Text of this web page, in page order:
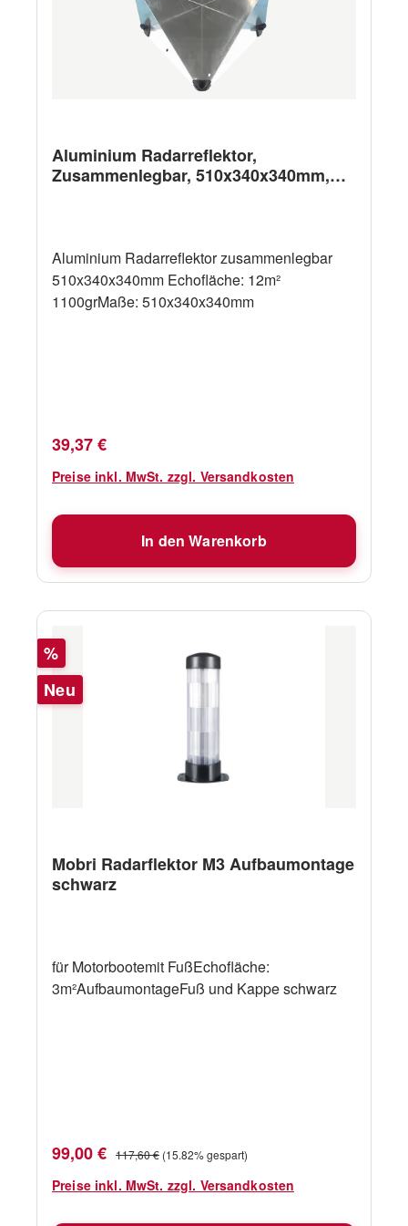
2,5 kg, RCS 2-4 m² auf 330°. Lieferumfang:
Radarreflektor und 2
Masthalterungen.Masthalterung: Für Nieten der
Größe 6,4mm Durchmesser geeignet.
Wandstärke der Alu Halterung ist 1.9mm.
Aluminium Radarreflektor,
Zusammenlegbar, 510x340x340mm,
Aluminium Radarreflektor zusammenlegbar
510x340x340mm Echofläche: 12m²
1100grMaße: 510x340x340mm
Regulärer Preis:
39,37 €
Preise inkl. MwSt. zzgl. Versandkosten
In den Warenkorb
Rabatt
%
Neu
Mobri Radarflektor M3 Aufbaumontage
schwarz
für Motorbootemit FußEchofläche:
3m²AufbaumontageFuß und Kappe schwarz
Verkaufspreis:
99,00 € Regulärer Preis:
117,60 € (15.82% gespart)
Preise inkl. MwSt. zzgl. Versandkosten